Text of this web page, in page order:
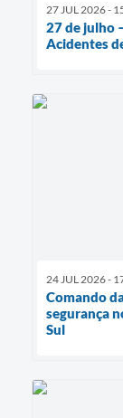
27 JUL 2026 -
27 de julho
Acidentes
24 JUL 2026 -
Comando
segurança
Sul